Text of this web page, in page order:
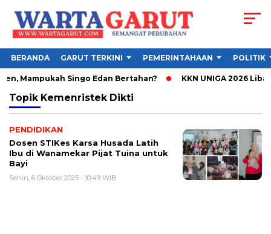
BERANDA GARUT TERKINI PEMERINTAHAAN POLITIK
Mampukah Singo Edan Bertahan? KKN UNIGA 2026
Topik Kemenristek Dikti
PENDIDIKAN
Dosen STIKes Karsa Husada Latih
Ibu di Wanamekar Pijat Tuina untuk
Bayi
Senin, 6 Oktober 2025 - 10:49 WIB